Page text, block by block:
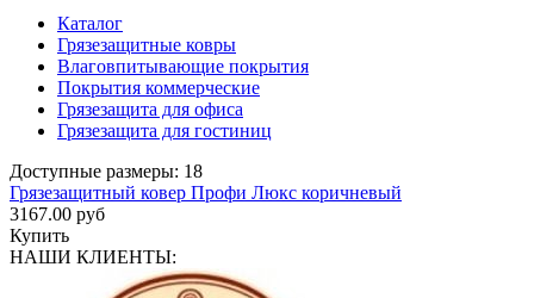
Каталог
Грязезащитные ковры
Влаговпитывающие покрытия
Покрытия коммерческие
Грязезащита для офиса
Грязезащита для гостиниц
Доступные размеры: 18
Грязезащитный ковер Профи Люкс коричневый
3167.00 руб
Купить
НАШИ КЛИЕНТЫ: